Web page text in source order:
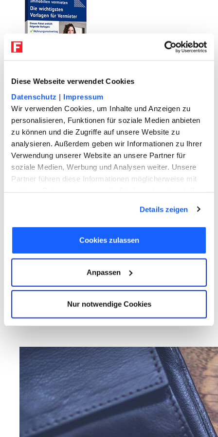
Diese Webseite verwendet Cookies
Datenschutz | Impressum
Wir verwenden Cookies, um Inhalte und Anzeigen zu
personalisieren, Funktionen für soziale Medien anbieten
zu können und die Zugriffe auf unsere Website zu
analysieren. Außerdem geben wir Informationen zu Ihrer
Verwendung unserer Website an unsere Partner für
soziale Medien, Werbung und Analysen weiter. Unsere
Partner führen diese Informationen möglicherweise mit
gesammelt haben. Sie geben Einwilligung zu unseren
Cookies, wenn Sie unsere Webseite weiterhin nutzen.
Details zeigen
Cookies zulassen
Anpassen
Nur notwendige Cookies
User suchten auch nach
folgenden Themen